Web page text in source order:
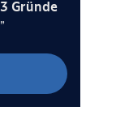
3 Gründe
”